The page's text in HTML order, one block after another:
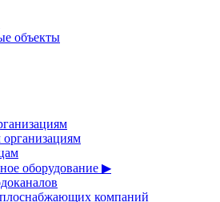
объекты
оборудование ▶
компаний